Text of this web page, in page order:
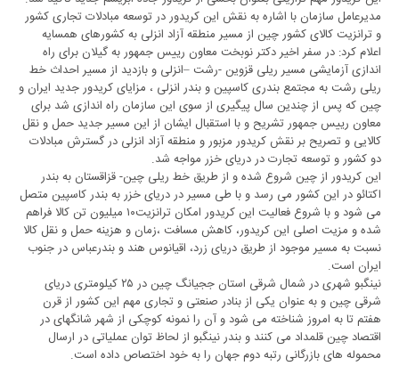
مدیرعامل سازمان با اشاره به نقش این کریدور در توسعه مبادلات تجاری کشور
و ترانزیت کالای کشور چین از مسیر منطقه آزاد انزلی به کشورهای همسایه
اعلام کرد: در سفر اخیر دکتر نوبخت معاون رییس جمهور به گیلان برای راه
اندازی آزمایشی مسیر ریلی قزوین -رشت –انزلی و بازدید از مسیر احداث خط
ریلی رشت به مجتمع بندری کاسپین و بندر انزلی ، مزایای کریدور جدید ایران و
چین که پس از چندین سال پیگیری از سوی این سازمان راه اندازی شد برای
معاون رییس جمهور تشریح و با استقبال ایشان از این مسیر جدید حمل و نقل
کالایی و تصریح بر نقش کریدور مزبور و منطقه آزاد انزلی در گسترش مبادلات
دو کشور و توسعه تجارت در دریای خزر مواجه شد.
این کریدور از چین شروع شده و از طریق خط ریلی چین- قزاقستان به بندر
اکتائو در این کشور می رسد و با طی مسیر در دریای خزر به بندر کاسپین متصل
می شود و با شروع فعالیت این کریدور امکان ترانزیت۱۰ میلیون تن کالا فراهم
شده و مزیت اصلی این کریدور، کاهش مسافت ،زمان و هزینه حمل و نقل کالا
نسبت به مسیر موجود از طریق دریای زرد، اقیانوس هند و بندرعباس در جنوب
ایران است.
نینگبو شهری در شمال شرقی استان ججیانگ چین در ۲۵ کیلومتری دریای
شرقی چین و به عنوان یکی از بنادر صنعتی و تجاری مهم این کشور از قرن
هفتم تا به امروز شناخته می شود و آن را نمونه کوچکی از شهر شانگهای در
اقتصاد چین قلمداد می کنند و بندر نینگبو از لحاظ توان عملیاتی در ارسال
محموله های بازرگانی رتبه دوم جهان را به خود اختصاص داده است.